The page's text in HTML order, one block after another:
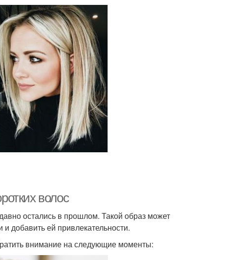
волос
остались в прошлом. Такой образ может
добавить ей привлекательности.
внимание на следующие моменты: